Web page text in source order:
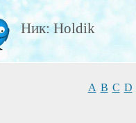
Ник: Holdik
A B C D